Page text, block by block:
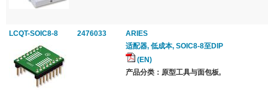
LCQT-SOIC8-8 2476033
ARIES
适配器, 低成本, SOIC8-8至DIP
(EN)
产品分类：原型工具与面包板,